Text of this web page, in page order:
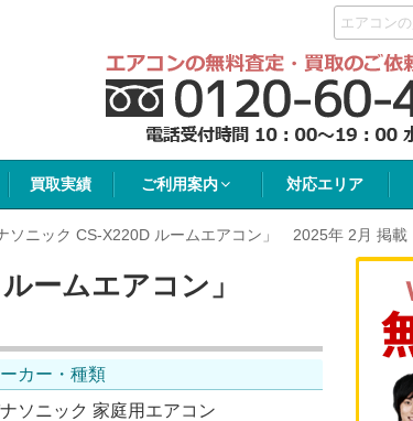
買取実績 ご利用案内 対応エリア
ソニック CS-X220D ルームエアコン」 2025年 2月 掲載
ルームエアコン」
ーカー・種類
ソニック 家庭用エアコン